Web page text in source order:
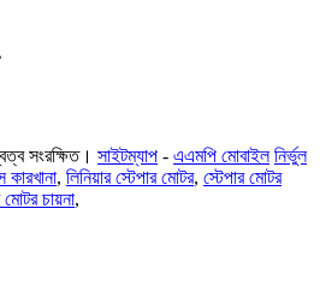
সংরক্ষিত। সাইটম্যাপ - এএমপি মোবাইল নির্ভুল
কারখানা, লিনিয়ার স্টেপার মোটর, স্টেপার মোটর
মোটর চায়না,